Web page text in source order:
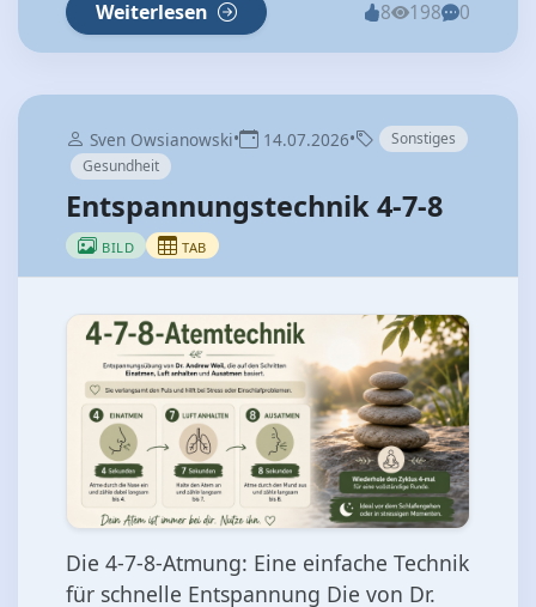
Weiterlesen 8 198 0
Sven Owsianowski• 14.07.2026•
Sonstiges
Gesundheit
Entspannungstechnik 4-7-8
BILD TAB
Die 4‑7‑8‑Atmung: Eine einfache Technik
für schnelle Entspannung Die von Dr.